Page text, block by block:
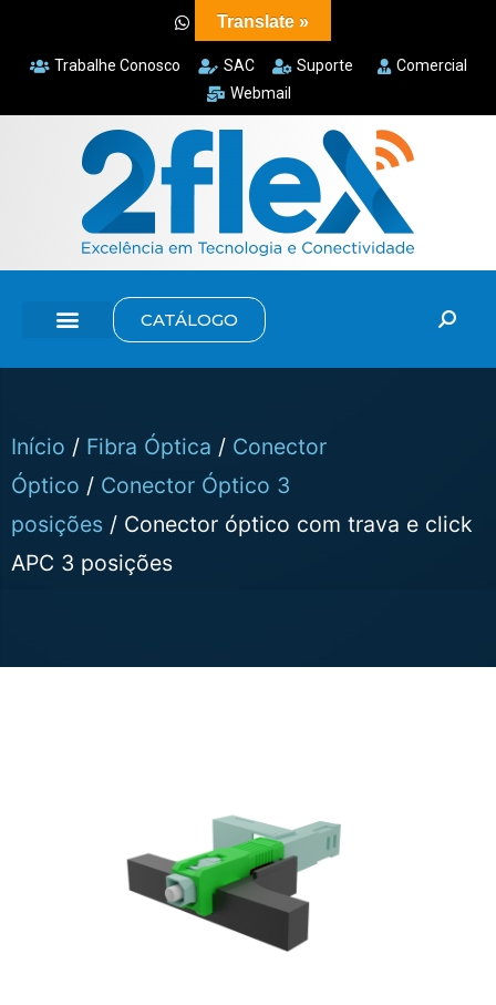
Trabalhe Conosco SAC Suporte
Comercial
Webmail
CATÁLOGO
Início / Fibra Óptica / Conector
Óptico / Conector Óptico 3
posições / Conector óptico com trava e click
APC 3 posições
Translate »